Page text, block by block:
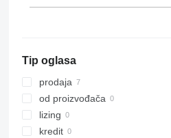
326
329
330
336
340
Tip oglasa
prodaja
od proizvođača
lizing
kredit